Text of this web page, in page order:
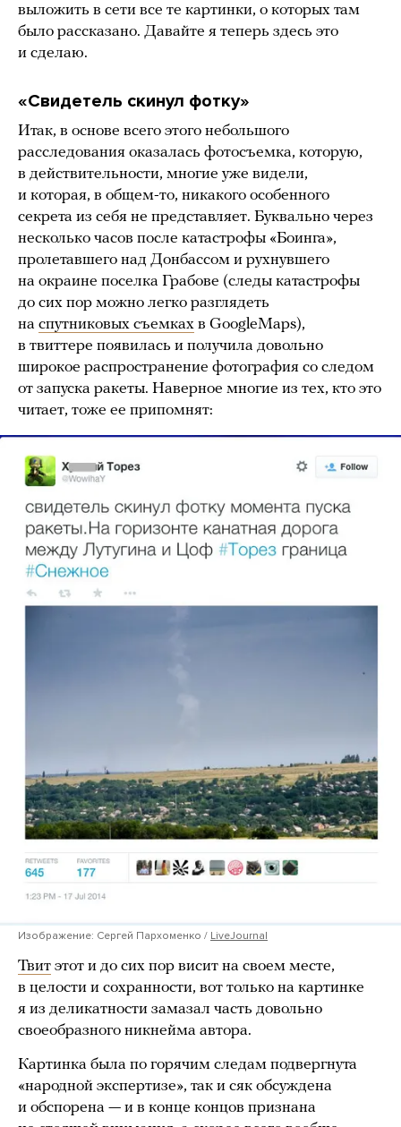
выложить в сети все те картинки, о которых там
было рассказано. Давайте я теперь здесь это
и сделаю.
«Свидетель скинул фотку»
Итак, в основе всего этого небольшого
расследования оказалась фотосъемка, которую,
в действительности, многие уже видели,
и которая, в общем-то, никакого особенного
секрета из себя не представляет. Буквально через
несколько часов после катастрофы «Боинга»,
пролетавшего над Донбассом и рухнувшего
на окраине поселка Грабове (следы катастрофы
до сих пор можно легко разглядеть
на спутниковых съемках в GoogleMaps),
в твиттере появилась и получила довольно
широкое распространение фотография со следом
от запуска ракеты. Наверное многие из тех, кто это
читает, тоже ее припомнят:
Изображение: Сергей Пархоменко / LiveJournal
Твит этот и до сих пор висит на своем месте,
в целости и сохранности, вот только на картинке
я из деликатности замазал часть довольно
своеобразного никнейма автора.
Картинка была по горячим следам подвергнута
«народной экспертизе», так и сяк обсуждена
и обспорена — и в конце концов признана